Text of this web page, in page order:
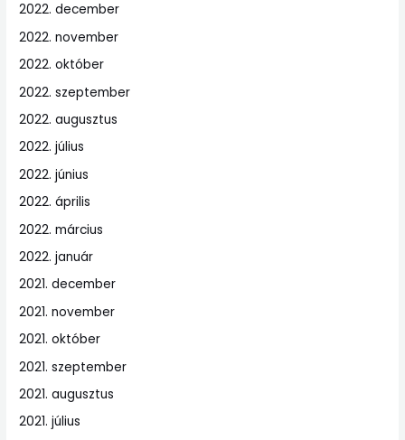
2022. december
2022. november
2022. október
2022. szeptember
2022. augusztus
2022. július
2022. június
2022. április
2022. március
2022. január
2021. december
2021. november
2021. október
2021. szeptember
2021. augusztus
2021. július